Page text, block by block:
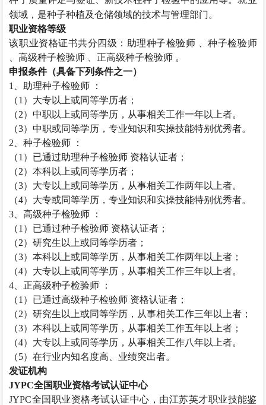
领域，是种子种植及仓储领域的技术与管理部门。
职业资格等级
该职业资格证书共分四级：助理种子检验师 、种子检验师
、高级种子检验师 、正高级种子检验师 。
申报条件（具备下列条件之一）
1、助理种子检验师
：
（1）大专以上或同等学历者；
（2）中职以上或同等学历，从事相关工作一年以上者。
（3）中职或同等学历，专业知识和实操技能特别优秀者。
2、种子检验师
：
（1）已通过助理种子检验师 资格认证者；
（2）本科以上或同等学历者；
（3）大专以上或同等学历，从事相关工作两年以上者。
（4）大专或同等学历，专业知识和实操技能特别优秀者。
3、高级种子检验师
：
（1）已通过种子检验师 资格认证者；
（2）研究生以上或同等学历者；
（3）本科以上或同等学历，从事相关工作两年以上者；
（4）大专以上或同等学历，从事相关工作三年以上者。
4、正高级种子检验师
：
（1）已通过高级种子检验师 资格认证者；
（2）研究生以上或同等学历，从事相关工作三年以上者；
（3）本科以上或同等学历，从事相关工作五年以上者；
（4）大专以上或同等学历，从事相关工作八年以上者。
（5）在行业内知名度高、业绩突出者。
发证机构
JYPC全国职业资格考试认证中心
JYPC全国职业资格考试认证中心，由江苏英才职业技能鉴